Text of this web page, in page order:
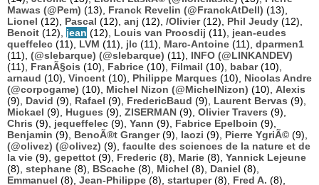
Mawas (@Pem) (13), Franck Revelin (@FranckAtDell) (13),
Lionel (12), Pascal (12), anj (12), /Olivier(12), Phil Jeudy (12),
Benoit (12), jean (12), Louis van Proosdij (11), jean-eudes
queffelec (11), LVM (11), jlc (11), Marc-Antoine (11), dparmen1
(11), (@slebarque) (@slebarque) (11), INFO (@LINKANDEV)
(11), FranÃ§ois (10), Fabrice (10), Filmail (10), babar(10),
arnaud (10), Vincent (10), Philippe Marques (10), Nicolas Andre
(@corpogame) (10), Michel Nizon (@MichelNizon) (10), Alexis
(9), David (9), Rafael (9), FredericBaud (9), Laurent Bervas (9),
Mickael (9), Hugues (9), ZISERMAN (9), Olivier Travers (9),
Chris (9), jequeffelec (9), Yann (9), Fabrice Epelboin (9),
Benjamin (9), BenoÃ®t Granger(9), laozi (9), Pierre YgriÃ© (9),
(@olivez) (@olivez) (9), faculte des sciences de la nature et de
la vie (9), gepettot (9), Frederic (8), Marie (8), Yannick Lejeune
(8), stephane (8), BScache (8), Michel (8), Daniel (8),
Emmanuel (8), Jean-Philippe (8), startuper(8), Fred A. (8),